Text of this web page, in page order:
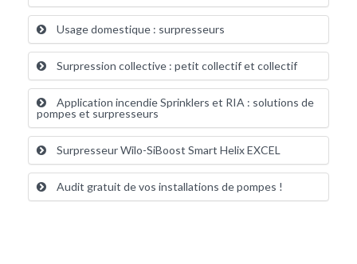
Usage domestique : surpresseurs
Surpression collective : petit collectif et collectif
Application incendie Sprinklers et RIA : solutions de
pompes et surpresseurs
Surpresseur Wilo-SiBoost Smart Helix EXCEL
Audit gratuit de vos installations de pompes !